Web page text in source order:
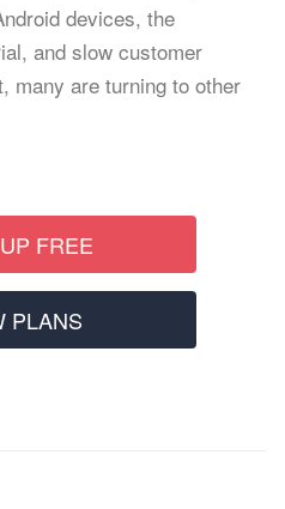
devices, the
and slow customer
many are turning to other
FREE
PLANS